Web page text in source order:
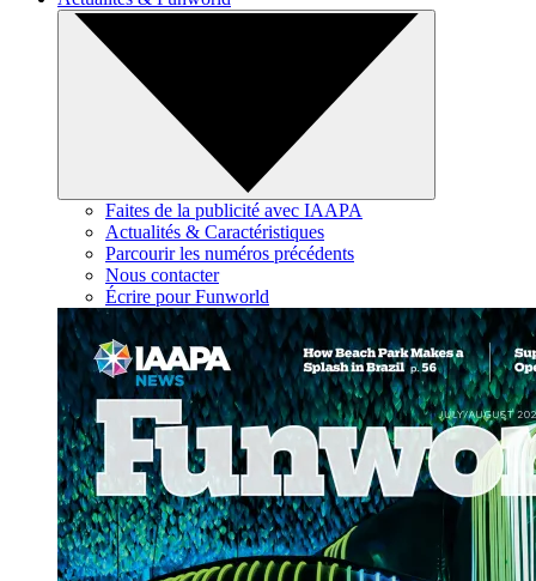
Faites de la publicité avec IAAPA
Actualités & Caractéristiques
Parcourir les numéros précédents
Nous contacter
Écrire pour Funworld